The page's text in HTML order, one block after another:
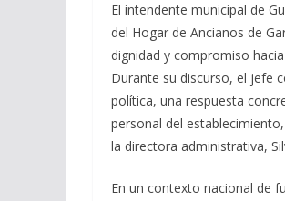
El intendente municipal de
del Hogar de Ancianos de
dignidad y compromiso
Durante su discurso, el jefe
política, una respuesta
personal del
la directora administrativa,
En un contexto nacional de